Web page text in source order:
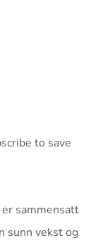
to save
sammensatt
sunn vekst og